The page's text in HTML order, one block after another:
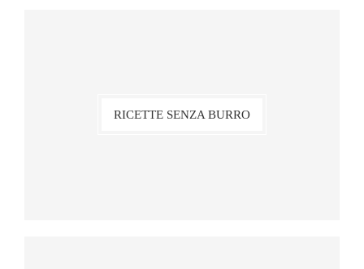
RICETTE SENZA BURRO